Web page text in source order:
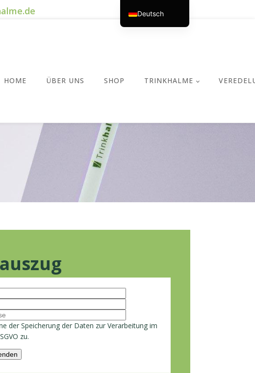
HOME ÜBER UNS SHOP TRINKHALME
der Speicherung der Daten zur Verarbeitung im
zu.
Deutsch
English (UK)